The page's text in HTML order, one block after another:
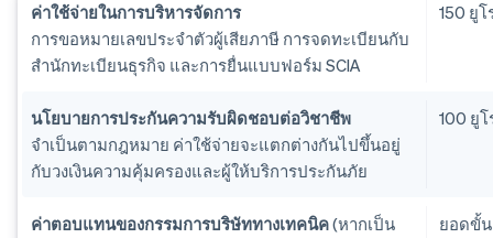
ค่าใช้จ่ายในการบริหารจัดการ
การขอหมายเลขประจำตัวผู้เสียภาษี การจดทะเบียนกับ
สำนักทะเบียนธุรกิจ และการยื่นแบบฟอร์ม SCIA
150 ยู
นโยบายการประกันความรับผิดชอบต่อวิชาชีพ
จำเป็นตามกฎหมาย ค่าใช้จ่ายจะแตกต่างกันไปขึ้นอยู่
กับวงเงินความคุ้มครองและผู้ให้บริการประกันภัย
100 ยูโ
ค่าตอบแทนของกรรมการบริษัททางเทคนิค(หากเป็น
ยอดขั้